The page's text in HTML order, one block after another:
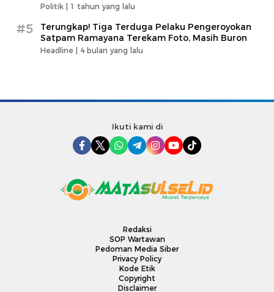
Politik | 1 tahun yang lalu
#5
Terungkap! Tiga Terduga Pelaku Pengeroyokan
Satpam Ramayana Terekam Foto, Masih Buron
Headline | 4 bulan yang lalu
Ikuti kami di
Redaksi
SOP Wartawan
Pedoman Media Siber
Privacy Policy
Kode Etik
Copyright
Disclaimer